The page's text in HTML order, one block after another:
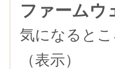
ファームウ
気になると
（表示）